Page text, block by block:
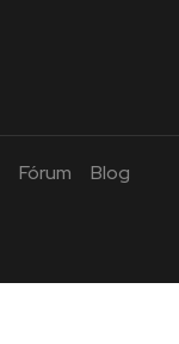
Fórum Blog